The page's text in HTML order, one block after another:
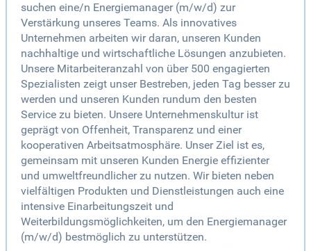
suchen eine/n Energiemanager (m/w/d) zur
Verstärkung unseres Teams. Als innovatives
Unternehmen arbeiten wir daran, unseren Kunden
nachhaltige und wirtschaftliche Lösungen anzubieten.
Unsere Mitarbeiteranzahl von über 500 engagierten
Spezialisten zeigt unser Bestreben, jeden Tag besser zu
werden und unseren Kunden rundum den besten
Service zu bieten. Unsere Unternehmenskultur ist
geprägt von Offenheit, Transparenz und einer
kooperativen Arbeitsatmosphäre. Unser Ziel ist es,
gemeinsam mit unseren Kunden Energie effizienter
und umweltfreundlicher zu nutzen. Wir bieten neben
vielfältigen Produkten und Dienstleistungen auch eine
intensive Einarbeitungszeit und
Weiterbildungsmöglichkeiten, um den Energiemanager
(m/w/d) bestmöglich zu unterstützen.